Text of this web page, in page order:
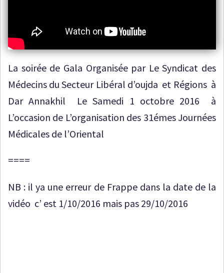
La soirée de Gala Organisée par Le Syndicat des
Médecins du Secteur Libéral d’oujda et Régions à
Dar Annakhil Le Samedi 1 octobre 2016 à
L’occasion de L’organisation des 31émes Journées
Médicales de l’Oriental
====
NB : il ya une erreur de Frappe dans la date de la
vidéo c’ est 1/10/2016 mais pas 29/10/2016